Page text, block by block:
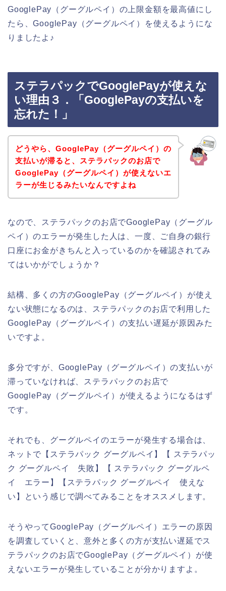
GooglePay（グーグルペイ）の上限金額を最高値にし
たら、GooglePay（グーグルペイ）を使えるようにな
りましたよ♪
ステラパックでGooglePayが使えな
い理由３．「GooglePayの支払いを
忘れた！」
どうやら、GooglePay（グーグルペイ）の
支払いが滞ると、ステラパックのお店で
GooglePay（グーグルペイ）が使えないエ
ラーが生じるみたいなんですよね
なので、ステラパックのお店でGooglePay（グーグル
ペイ）のエラーが発生した人は、一度、ご自身の銀行
口座にお金がきちんと入っているのかを確認されてみ
てはいかがでしょうか？
結構、多くの方のGooglePay（グーグルペイ）が使え
ない状態になるのは、ステラパックのお店で利用した
GooglePay（グーグルペイ）の支払い遅延が原因みた
いですよ。
多分ですが、GooglePay（グーグルペイ）の支払いが
滞っていなければ、ステラパックのお店で
GooglePay（グーグルペイ）が使えるようになるはず
です。
それでも、グーグルペイのエラーが発生する場合は、
ネットで【ステラパック グーグルペイ】【 ステラパッ
ク グーグルペイ 失敗】【 ステラパック グーグルペ
イ エラー】【ステラパック グーグルペイ 使えな
い】という感じで調べてみることをオススメします。
そうやってGooglePay（グーグルペイ）エラーの原因
を調査していくと、意外と多くの方が支払い遅延でス
テラパックのお店でGooglePay（グーグルペイ）が使
えないエラーが発生していることが分かりますよ。